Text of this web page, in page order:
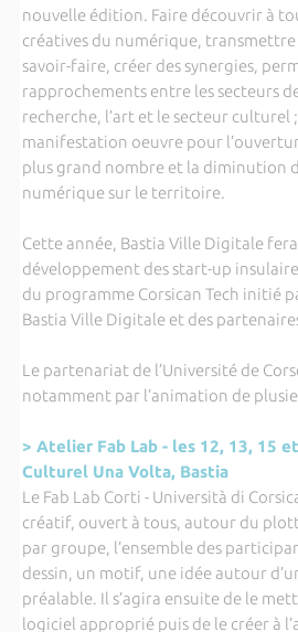
nouvelle édition. Faire découvrir à
créatives du numérique, transmettre
savoir-faire, créer des synergies,
rapprochements entre les secteurs
recherche, l’art et le secteur culturel
manifestation oeuvre pour
plus grand nombre et la diminution
numérique sur le territoire.
Cette année, Bastia Ville Digitale
développement des start-up
du programme Corsican Tech initié
Bastia Ville Digitale et des
Le partenariat de l’Université de
notamment par l’animation de
> Atelier Fab Lab - les 12, 13, 15
Culturel Una Volta, Bastia
Le Fab Lab Corti - Università di
créatif, ouvert à tous, autour du
par groupe, l’ensemble des
dessin, un motif, une idée autour
préalable. Il s’agira ensuite de le
logiciel approprié puis de le créer à